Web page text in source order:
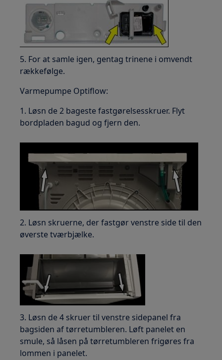
5. For at samle igen, gentag trinene i omvendt
rækkefølge.
Varmepumpe Optiflow:
1. Løsn de 2 bageste fastgørelsesskruer. Flyt
bordpladen bagud og fjern den.
2. Løsn skruerne, der fastgør venstre side til den
øverste tværbjælke.
3. Løsn de 4 skruer til venstre sidepanel fra
bagsiden af tørretumbleren. Løft panelet en
smule, så låsen på tørretumbleren frigøres fra
lommen i panelet.